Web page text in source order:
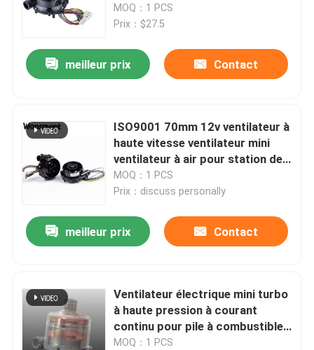
MOQ：1 PCS
Prix：$27.5
meilleur prix Contact
ISO9001 70mm 12v ventilateur à
haute vitesse ventilateur mini
ventilateur à air pour station de
soudure de reprise
MOQ：1 PCS
Prix：discuss personally
meilleur prix Contact
Ventilateur électrique mini turbo
à haute pression à courant
continu pour pile à combustible
de 5 kW
MOQ：1 PCS